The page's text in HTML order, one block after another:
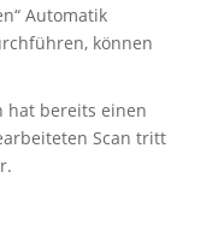
Automatik
können
hat bereits einen
Scan tritt